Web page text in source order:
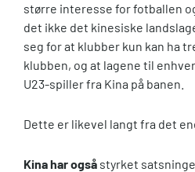
større interesse for fotballen
det ikke det kinesiske
seg for at klubber kun kan ha
klubben, og at lagene til
U23-spiller fra Kina på banen.
Dette er likevel langt fra det
Kina har også styrket